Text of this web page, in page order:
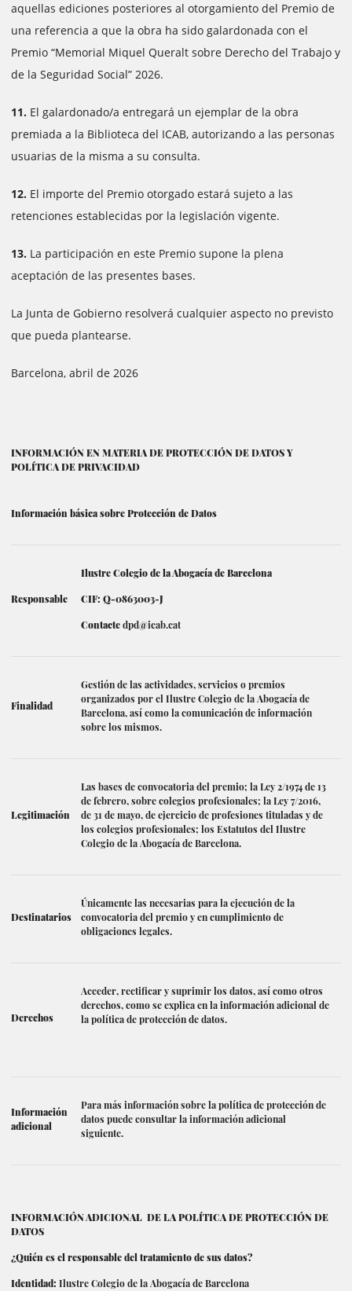
aquellas ediciones posteriores al otorgamiento del Premio de
una referencia a que la obra ha sido galardonada con el
Premio “Memorial Miquel Queralt sobre Derecho del Trabajo y
de la Seguridad Social” 2026.
11. El galardonado/a entregará un ejemplar de la obra
premiada a la Biblioteca del ICAB, autorizando a las personas
usuarias de la misma a su consulta.
12. El importe del Premio otorgado estará sujeto a las
retenciones establecidas por la legislación vigente.
13. La participación en este Premio supone la plena
aceptación de las presentes bases.
La Junta de Gobierno resolverá cualquier aspecto no previsto
que pueda plantearse.
Barcelona, abril de 2026
INFORMACIÓN EN MATERIA DE PROTECCIÓN DE DATOS Y
POLÍTICA DE PRIVACIDAD
Información básica sobre Protección de Datos
Responsable
Ilustre Colegio de la Abogacía de Barcelona
CIF: Q-0863003-J
Contactedpd@icab.cat
Finalidad
Gestión de las actividades, servicios o premios
organizados por el Ilustre Colegio de la Abogacía de
Barcelona, así como la comunicación de información
sobre los mismos.
Legitimación
Las bases de convocatoria del premio; la Ley 2/1974 de 13
de febrero, sobre colegios profesionales; la Ley 7/2016,
de 31 de mayo, de ejercicio de profesiones tituladas y de
los colegios profesionales; los Estatutos del Ilustre
Colegio de la Abogacía de Barcelona.
Destinatarios
Únicamente las necesarias para la ejecución de la
convocatoria del premio y en cumplimiento de
obligaciones legales.
Derechos
Acceder, rectificar y suprimir los datos, así como otros
derechos, como se explica en la información adicional de
la política de protección de datos.
Información
adicional
Para más información sobre la política de protección de
datos puede consultar la información adicional
siguiente.
INFORMACIÓN ADICIONAL DE LA POLÍTICA DE PROTECCIÓN DE
DATOS
¿Quién es el responsable del tratamiento de sus datos?
Identidad: Ilustre Colegio de la Abogacía de Barcelona